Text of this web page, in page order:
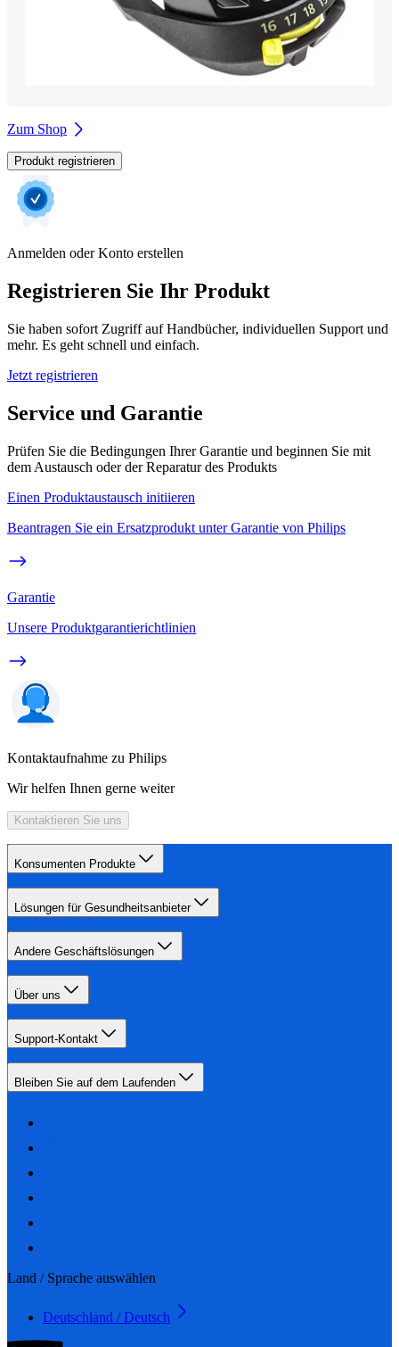
Zum Shop
Produkt registrieren
Anmelden oder Konto erstellen
Registrieren Sie Ihr Produkt
Sie haben sofort Zugriff auf Handbücher, individuellen Support und
mehr. Es geht schnell und einfach.
Jetzt registrieren
Service und Garantie
Prüfen Sie die Bedingungen Ihrer Garantie und beginnen Sie mit
dem Austausch oder der Reparatur des Produkts
Einen Produktaustausch initiieren
Beantragen Sie ein Ersatzprodukt unter Garantie von Philips
Garantie
Unsere Produktgarantierichtlinien
Kontaktaufnahme zu Philips
Wir helfen Ihnen gerne weiter
Kontaktieren Sie uns
Konsumenten Produkte
Lösungen für Gesundheitsanbieter
Andere Geschäftslösungen
Über uns
Support-Kontakt
Bleiben Sie auf dem Laufenden
Land / Sprache auswählen
Deutschland / Deutsch